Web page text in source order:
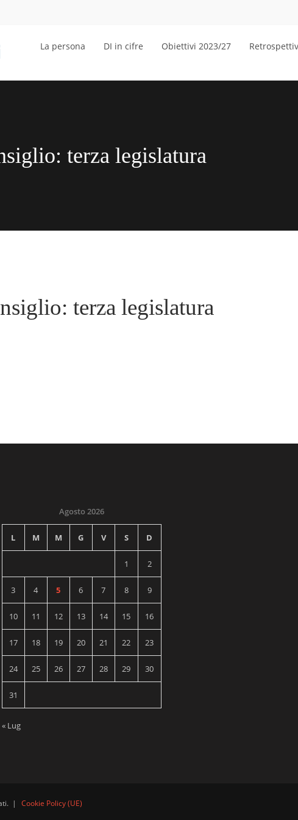
La persona DI in cifre Obiettivi 2023/27
terza legislatura
terza legislatura
Agosto 2026
L M M G V S D
1 2
3 4 5 6 7 8 9
10 11 12 13 14 15 16
17 18 19 20 21 22 23
24 25 26 27 28 29 30
31
« Lug
| Cookie Policy (UE)